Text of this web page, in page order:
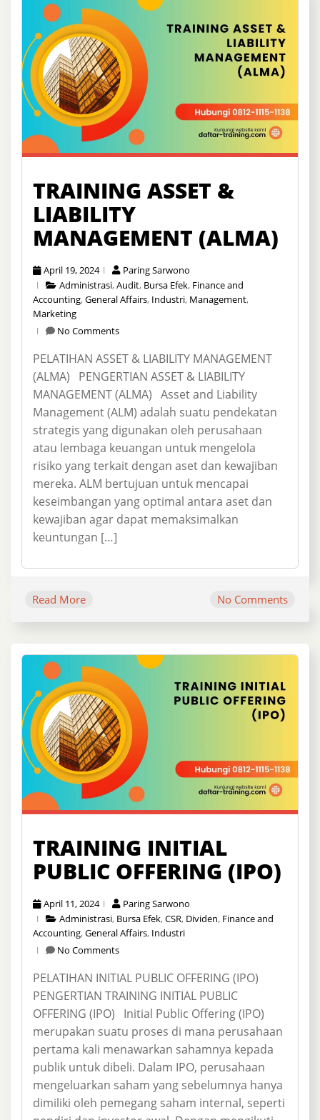
TRAINING ASSET &
LIABILITY
MANAGEMENT (ALMA)
April 19, 2024
Paring Sarwono
Administrasi,Audit, Bursa Efek, Finance and
Accounting,General Affairs, Industri, Management,
Marketing
No Comments
PELATIHAN ASSET & LIABILITY MANAGEMENT
(ALMA) PENGERTIAN ASSET & LIABILITY
MANAGEMENT (ALMA) Asset and Liability
Management (ALM) adalah suatu pendekatan
strategis yang digunakan oleh perusahaan
atau lembaga keuangan untuk mengelola
risiko yang terkait dengan aset dan kewajiban
mereka. ALM bertujuan untuk mencapai
keseimbangan yang optimal antara aset dan
kewajiban agar dapat memaksimalkan
keuntungan […]
Read More No Comments
TRAINING INITIAL
PUBLIC OFFERING (IPO)
April 11, 2024
Paring Sarwono
Administrasi, Bursa Efek,CSR, Dividen, Finance and
Accounting,General Affairs, Industri
No Comments
PELATIHAN INITIAL PUBLIC OFFERING (IPO)
PENGERTIAN TRAINING INITIAL PUBLIC
OFFERING (IPO) Initial Public Offering (IPO)
merupakan suatu proses di mana perusahaan
pertama kali menawarkan sahamnya kepada
publik untuk dibeli. Dalam IPO, perusahaan
mengeluarkan saham yang sebelumnya hanya
dimiliki oleh pemegang saham internal, seperti